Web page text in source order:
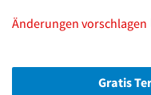
Änderungen vorschlagen
Gratis